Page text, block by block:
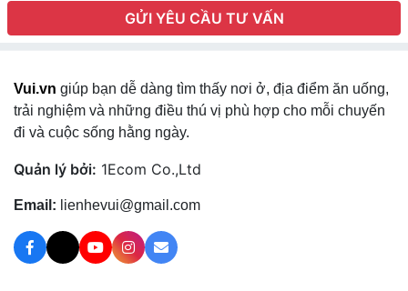
GỬI YÊU CẦU TƯ VẤN
Vui.vn giúp bạn dễ dàng tìm thấy nơi ở, địa điểm ăn uống,
trải nghiệm và những điều thú vị phù hợp cho mỗi chuyến
đi và cuộc sống hằng ngày.
Quản lý bởi: 1Ecom Co.,Ltd
Email: lienhevui@gmail.com